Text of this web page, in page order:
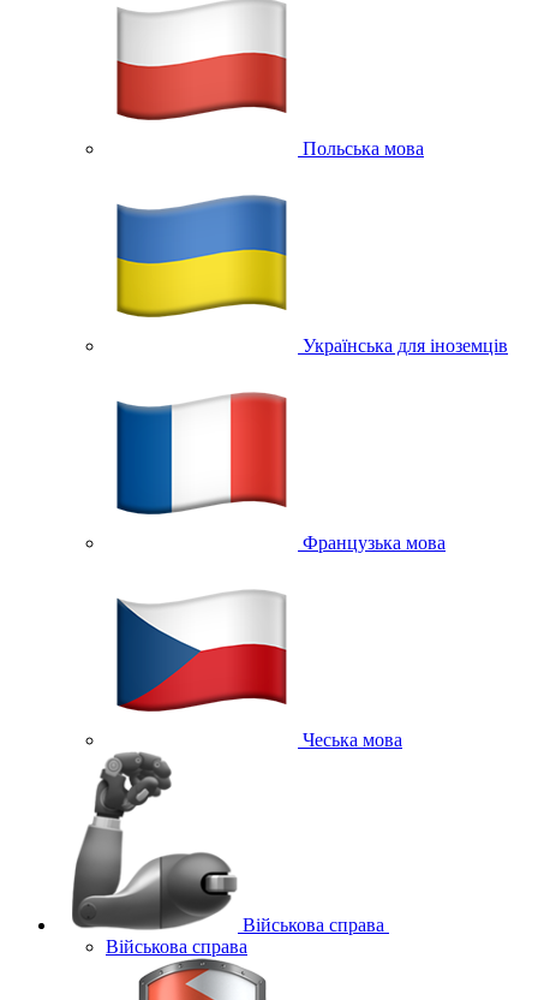
Польська мова
Українська для іноземців
Французька мова
Чеська мова
Військова справа
Військова справа